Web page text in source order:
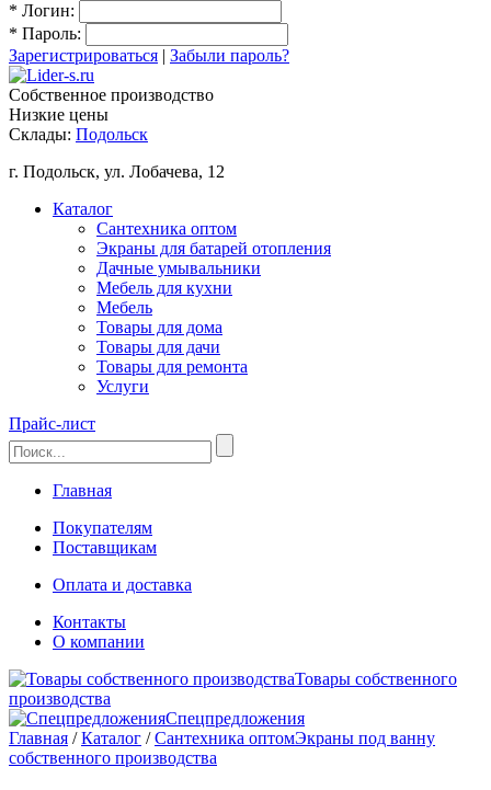
* Логин:
* Пароль:
Зарегистрироваться | Забыли пароль?
Собственное производство
Низкие цены
Склады: Подольск
г. Подольск, ул. Лобачева, 12
Каталог
Сантехника оптом
Экраны для батарей отопления
Дачные умывальники
Мебель для кухни
Мебель
Товары для дома
Товары для дачи
Товары для ремонта
Услуги
Прайс-лист
Главная
Покупателям
Поставщикам
Оплата и доставка
Контакты
О компании
Товары собственного
производства
Спецпредложения
Главная /Каталог /Сантехника оптомЭкраны под ванну
собственного производства